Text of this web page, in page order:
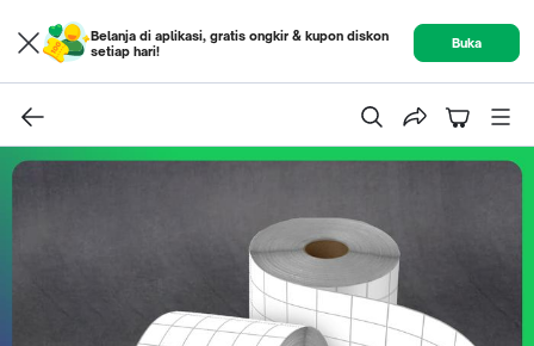
Belanja di aplikasi, gratis ongkir & kupon diskon
setiap hari!
Buka